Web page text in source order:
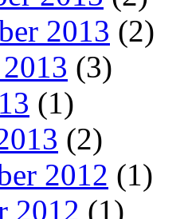
2013 (2)
(3)
(1)
(2)
2012 (1)
2012 (1)